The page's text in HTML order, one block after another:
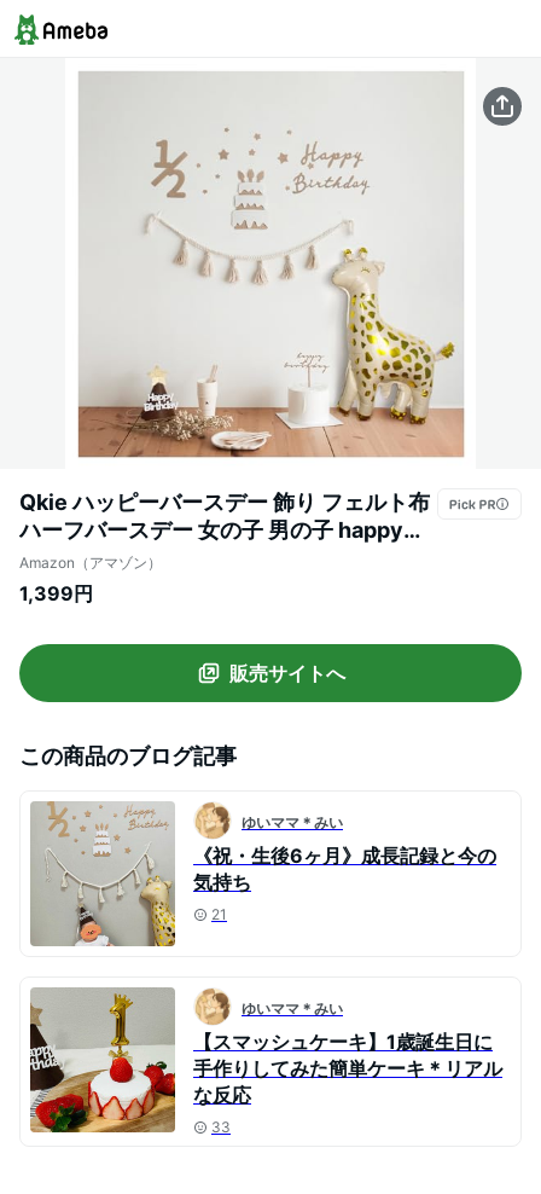
Qkie ハッピーバースデー 飾り フェルト布
ハーフバースデー 女の子 男の子 happy
half birthday キリン バルーン、ケーキト
ッパー、タッセル タペストリー、誕生日ケ
飾り お祝い Birthday Party Decorations
(Happy 1/2 Birthday)
Amazon（アマゾン）
1,399円
販売サイトへ
この商品のブログ記事
ゆいママ＊みい
《祝・生後6ヶ月》成長記録と今の
気持ち
21
ゆいママ＊みい
【スマッシュケーキ】1歳誕生日に
手作りしてみた簡単ケーキ＊リアル
な反応
33